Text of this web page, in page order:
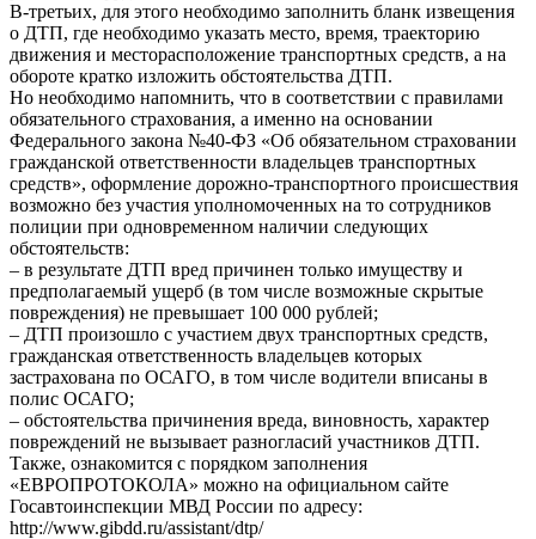
В-третьих, для этого необходимо заполнить бланк извещения
о ДТП, где необходимо указать место, время, траекторию
движения и месторасположение транспортных средств, а на
обороте кратко изложить обстоятельства ДТП.
Но необходимо напомнить, что в соответствии с правилами
обязательного страхования, а именно на основании
Федерального закона №40-ФЗ «Об обязательном страховании
гражданской ответственности владельцев транспортных
средств», оформление дорожно-транспортного происшествия
возможно без участия уполномоченных на то сотрудников
полиции при одновременном наличии следующих
обстоятельств:
– в результате ДТП вред причинен только имуществу и
предполагаемый ущерб (в том числе возможные скрытые
повреждения) не превышает 100 000 рублей;
– ДТП произошло с участием двух транспортных средств,
гражданская ответственность владельцев которых
застрахована по ОСАГО, в том числе водители вписаны в
полис ОСАГО;
– обстоятельства причинения вреда, виновность, характер
повреждений не вызывает разногласий участников ДТП.
Также, ознакомится с порядком заполнения
«ЕВРОПРОТОКОЛА» можно на официальном сайте
Госавтоинспекции МВД России по адресу:
http://www.gibdd.ru/assistant/dtp/